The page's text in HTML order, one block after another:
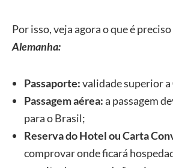
Por isso, veja agora o que é
Alemanha:
Passaporte:validade superior a
Passagem aérea:a passagem
para o Brasil;
Reserva do Hotel ou Carta
comprovar onde ficará